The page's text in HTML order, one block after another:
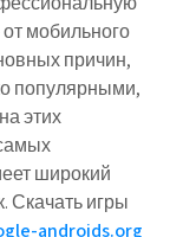
мобильного
причин,
популярными,
этих
широкий
Скачать игры
androids.org